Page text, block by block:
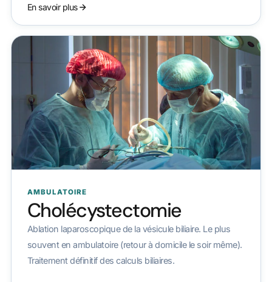
En savoir plus
AMBULATOIRE
Cholécystectomie
Ablation laparoscopique de la vésicule biliaire. Le plus
souvent en ambulatoire (retour à domicile le soir même).
Traitement définitif des calculs biliaires.